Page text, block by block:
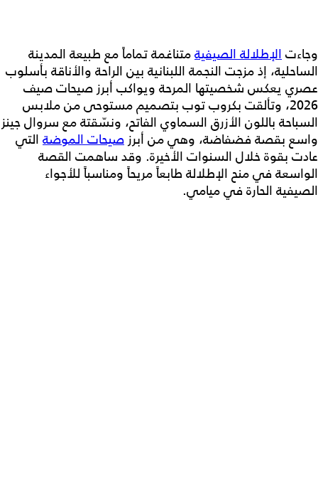
وجاءتالإطلالة الصيفيةمتناغمة تماماً مع طبيعة المدينة
الساحلية، إذ مزجت النجمة اللبنانية بين الراحة والأناقة بأسلوب
عصري يعكس شخصيتها المرحة ويواكب أبرز صيحات صيف
2026، وتألقت بكروب توب بتصميم مستوحى من ملابس
السباحة باللون الأزرق السماوي الفاتح، ونسّقتة مع سروال جينز
واسع بقصة فضفاضة، وهي من أبرزصيحات الموضة التي
عادت بقوة خلال السنوات الأخيرة. وقد ساهمت القصة
الواسعة في منح الإطلالة طابعاً مريحاً ومناسباً للأجواء
الصيفية الحارة في ميامي.